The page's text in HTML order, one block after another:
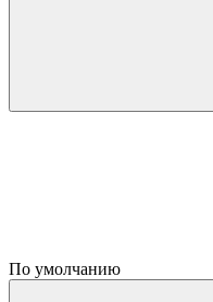
По умолчанию